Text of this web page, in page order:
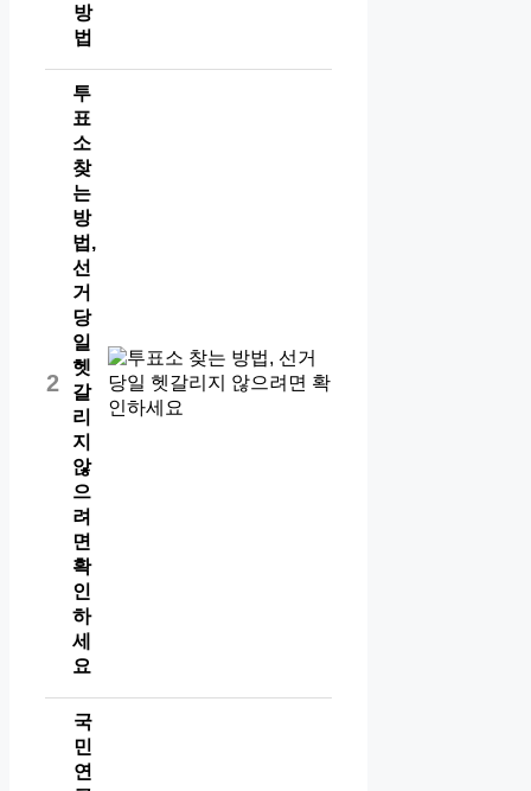
방
법
2
투
표
소
찾
는
방
법,
선
거
당
일
헷
갈
리
지
않
으
려
면
확
인
하
세
요
국
민
연